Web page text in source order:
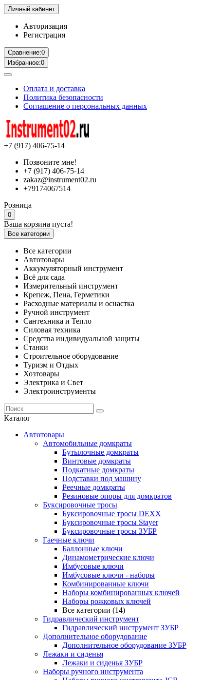
Личный кабинет
Авторизация
Регистрация
Сравнение:0
Избранное:0
Оплата и доставка
Политика безопасности
Соглашение о персональных данных
+7 (917) 406-75-14
Позвоните мне!
+7 (917) 406-75-14
zakaz@instrument02.ru
+79174067514
Розница
0
Ваша корзина пуста!
Все категории
Все категории
Автотовары
Аккумуляторный инструмент
Всё для сада
Измерительный инструмент
Крепеж, Пена, Герметики
Расходные материалы и оснастка
Ручной инструмент
Сантехника и Тепло
Силовая техника
Средства индивидуальной защиты
Станки
Строительное оборудование
Туризм и Отдых
Хозтовары
Электрика и Свет
Электроинструменты
Каталог
Автотовары
Автомобильные домкраты
Бутылочные домкраты
Винтовые домкраты
Подкатные домкраты
Подставки под машину
Реечные домкраты
Резиновые опоры для домкратов
Буксировочные тросы
Буксировочные тросы DEXX
Буксировочные тросы Stayer
Буксировочные тросы ЗУБР
Гаечные ключи
Баллонные ключи
Динамометрические ключи
Имбусовые ключи
Имбусовые ключи - наборы
Комбинированные ключи
Наборы комбинированных ключей
Наборы рожковых ключей
Все категории (14)
Гидравлический инструмент
Гидравлический инструмент ЗУБР
Дополнительное оборудование
Дополнительное оборудование ЗУБР
Лежаки и сиденья
Лежаки и сиденья ЗУБР
Наборы ручного инструмента